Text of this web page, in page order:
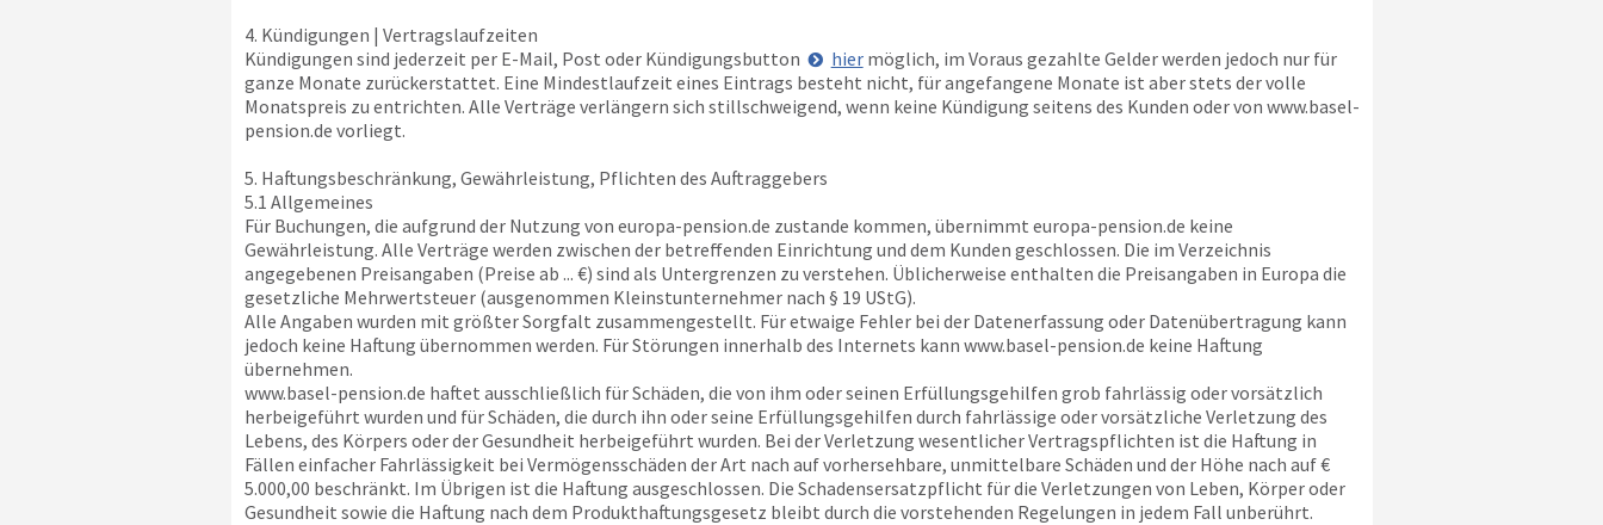
4. Kündigungen | Vertragslaufzeiten
Kündigungen sind jederzeit per E-Mail, Post oder Kündigungsbutton
hiermöglich, im Voraus gezahlte Gelder werden jedoch nur für
ganze Monate zurückerstattet. Eine Mindestlaufzeit eines Eintrags besteht nicht, für angefangene Monate ist aber stets der volle
Monatspreis zu entrichten. Alle Verträge verlängern sich stillschweigend, wenn keine Kündigung seitens des Kunden oder von www.basel-
pension.de vorliegt.
5. Haftungsbeschränkung, Gewährleistung, Pflichten des Auftraggebers
5.1 Allgemeines
Für Buchungen, die aufgrund der Nutzung von europa-pension.de zustande kommen, übernimmt europa-pension.de keine
Gewährleistung. Alle Verträge werden zwischen der betreffenden Einrichtung und dem Kunden geschlossen. Die im Verzeichnis
angegebenen Preisangaben (Preise ab ... €) sind als Untergrenzen zu verstehen. Üblicherweise enthalten die Preisangaben in Europa die
gesetzliche Mehrwertsteuer (ausgenommen Kleinstunternehmer nach § 19 UStG).
Alle Angaben wurden mit größter Sorgfalt zusammengestellt. Für etwaige Fehler bei der Datenerfassung oder Datenübertragung kann
jedoch keine Haftung übernommen werden. Für Störungen innerhalb des Internets kann www.basel-pension.de keine Haftung
übernehmen.
www.basel-pension.de haftet ausschließlich für Schäden, die von ihm oder seinen Erfüllungsgehilfen grob fahrlässig oder vorsätzlich
herbeigeführt wurden und für Schäden, die durch ihn oder seine Erfüllungsgehilfen durch fahrlässige oder vorsätzliche Verletzung des
Lebens, des Körpers oder der Gesundheit herbeigeführt wurden. Bei der Verletzung wesentlicher Vertragspflichten ist die Haftung in
Fällen einfacher Fahrlässigkeit bei Vermögensschäden der Art nach auf vorhersehbare, unmittelbare Schäden und der Höhe nach auf €
5.000,00 beschränkt. Im Übrigen ist die Haftung ausgeschlossen. Die Schadensersatzpflicht für die Verletzungen von Leben, Körper oder
Gesundheit sowie die Haftung nach dem Produkthaftungsgesetz bleibt durch die vorstehenden Regelungen in jedem Fall unberührt.